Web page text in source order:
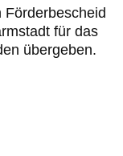
für das
übergeben.